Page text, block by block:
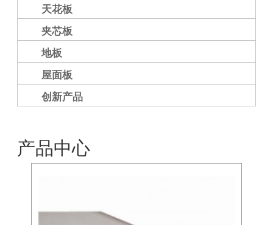
天花板
夹芯板
地板
屋面板
创新产品
产品中心